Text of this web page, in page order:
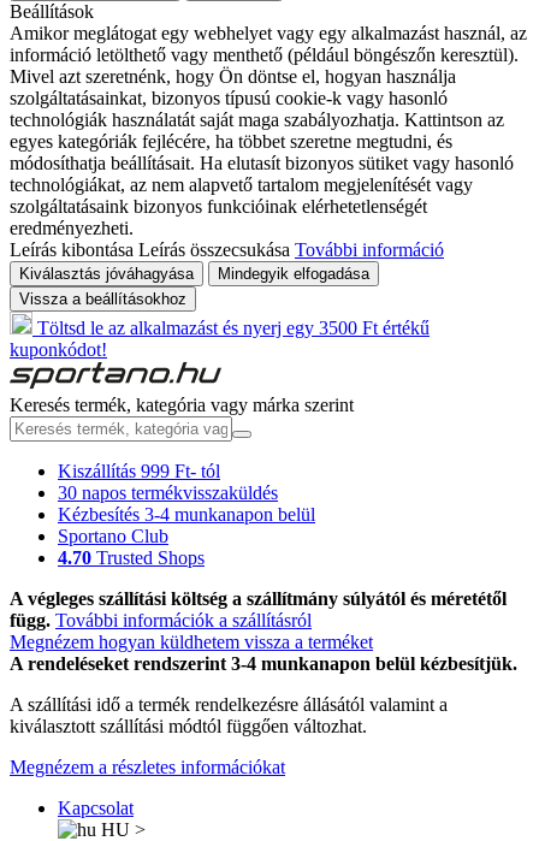
Beállítások
Amikor meglátogat egy webhelyet vagy egy alkalmazást használ, az
információ letölthető vagy menthető (például böngészőn keresztül).
Mivel azt szeretnénk, hogy Ön döntse el, hogyan használja
szolgáltatásainkat, bizonyos típusú cookie-k vagy hasonló
technológiák használatát saját maga szabályozhatja. Kattintson az
egyes kategóriák fejlécére, ha többet szeretne megtudni, és
módosíthatja beállításait. Ha elutasít bizonyos sütiket vagy hasonló
technológiákat, az nem alapvető tartalom megjelenítését vagy
szolgáltatásaink bizonyos funkcióinak elérhetetlenségét
eredményezheti.
Leírás kibontása Leírás összecsukása További információ
Kiválasztás jóváhagyása
Mindegyik elfogadása
Vissza a beállításokhoz
Töltsd le az alkalmazást és nyerj egy 3500 Ft értékű
kuponkódot!
Keresés termék, kategória vagy márka szerint
Kiszállítás 999 Ft- tól
30 napos termékvisszaküldés
Kézbesítés 3-4 munkanapon belül
Sportano Club
4.70 Trusted Shops
A végleges szállítási költség a szállítmány súlyától és méretétől
függ. További információk a szállításról
Megnézem hogyan küldhetem vissza a terméket
A rendeléseket rendszerint 3-4 munkanapon belül kézbesítjük.
A szállítási idő a termék rendelkezésre állásától valamint a
kiválasztott szállítási módtól függően változhat.
Megnézem a részletes információkat
Kapcsolat
HU >